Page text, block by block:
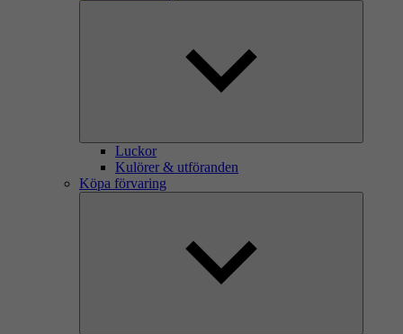
Luckor
Kulörer & utföranden
Köpa förvaring